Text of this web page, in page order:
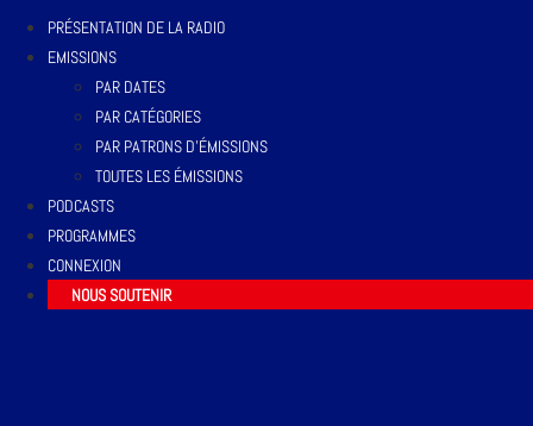
PRÉSENTATION DE LA RADIO
EMISSIONS
PAR DATES
PAR CATÉGORIES
PAR PATRONS D’ÉMISSIONS
TOUTES LES ÉMISSIONS
PODCASTS
PROGRAMMES
CONNEXION
NOUS SOUTENIR